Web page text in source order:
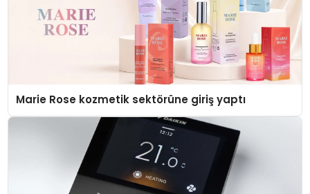
Marie Rose kozmetik sektörüne giriş yaptı